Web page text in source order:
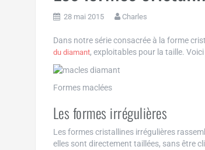
28 mai 2015 Charles
Dans notre série consacrée à la forme
du diamant, exploitables pour la taille.
Formes maclées
Les formes irrégulières
Les formes cristallines irrégulières
elles sont directement taillées, sans être